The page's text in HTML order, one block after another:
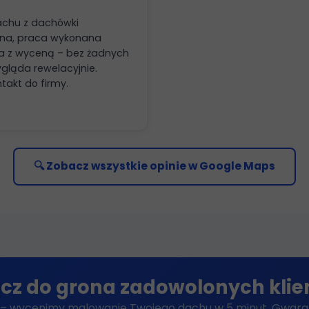
z dachówki
praca wykonana
z wyceną – bez żadnych
rewelacyjnie.
do firmy.
🔍 Zobacz wszystkie opinie w Google Maps
do grona zadowolonych